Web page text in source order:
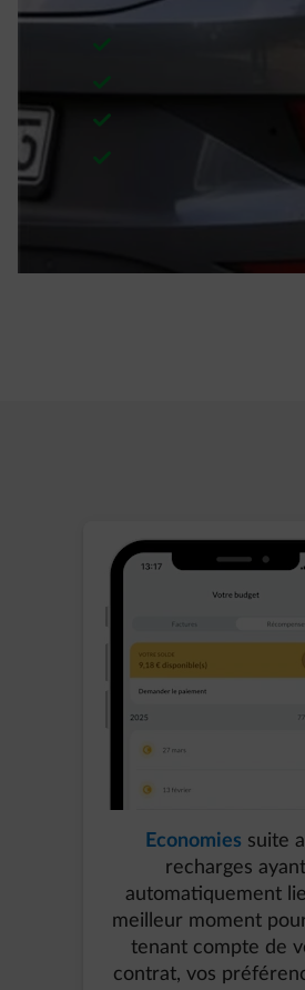
Entrez dans l’App
Nous rechargeons
d’énergie et situation. ​
Vous ne vous préoccupez
Economies
suite
recharges ayant
automatiquement
meilleur moment
tenant compte de
contrat, vos